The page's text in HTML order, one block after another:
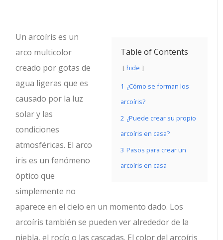
Table of Contents
hide
1 ¿Cómo se forman los
arcoíris?
2 ¿Puede crear su propio
arcoíris en casa?
3 Pasos para crear un
arcoíris en casa
Un arcoíris es un
arco multicolor
creado por gotas de
agua ligeras que es
causado por la luz
solar y las
condiciones
atmosféricas. El arco
iris es un fenómeno
óptico que
simplemente no
aparece en el cielo en un momento dado. Los
arcoíris también se pueden ver alrededor de la
niebla, el rocío o las cascadas. El color del arcoíris